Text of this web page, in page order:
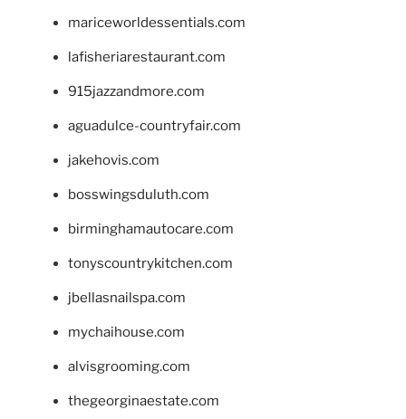
mariceworldessentials.com
lafisheriarestaurant.com
915jazzandmore.com
aguadulce-countryfair.com
jakehovis.com
bosswingsduluth.com
birminghamautocare.com
tonyscountrykitchen.com
jbellasnailspa.com
mychaihouse.com
alvisgrooming.com
thegeorginaestate.com